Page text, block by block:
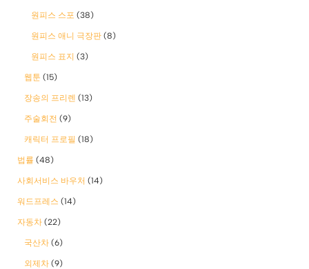
원피스 스포 (38)
원피스 애니 극장판 (8)
원피스 표지 (3)
웹툰 (15)
장송의 프리렌 (13)
주술회전 (9)
캐릭터 프로필 (18)
법률 (48)
사회서비스 바우처 (14)
워드프레스 (14)
자동차 (22)
국산차 (6)
외제차 (9)